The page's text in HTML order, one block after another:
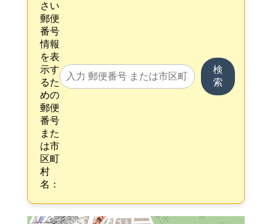
さい
郵便
番号
情報
を表
示す
るた
めの
郵便
番号
また
は市
区町
村
名：
検
索